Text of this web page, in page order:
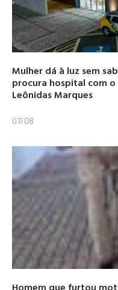
Mulher dá à luz sem
procura hospital com
Leônidas Marques
07/08
Homem que furtou